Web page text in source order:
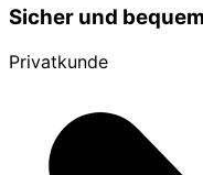
Sicher und
Privatkunde